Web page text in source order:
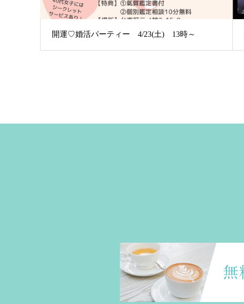
開運♡婚活パーティー 4/23(土) 13時～